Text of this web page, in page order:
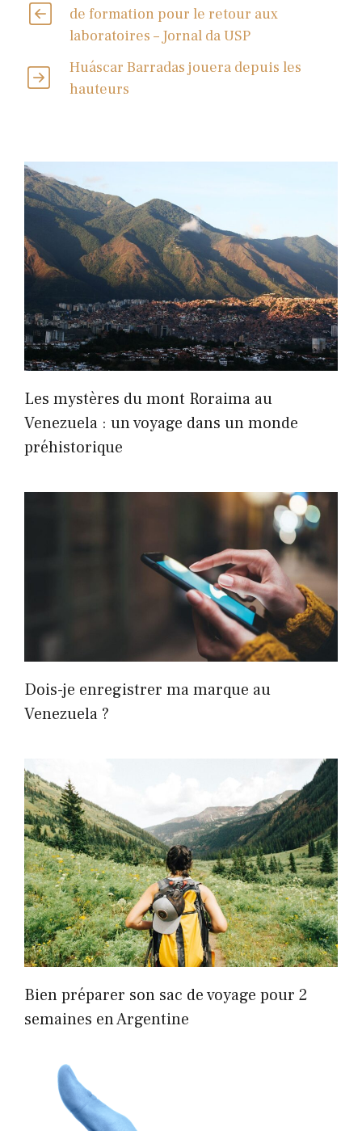
de formation pour le retour aux
laboratoires – Jornal da USP
Huáscar Barradas jouera depuis les
hauteurs
Les mystères du mont Roraima au
Venezuela : un voyage dans un monde
préhistorique
Dois-je enregistrer ma marque au
Venezuela ?
Bien préparer son sac de voyage pour 2
semaines en Argentine